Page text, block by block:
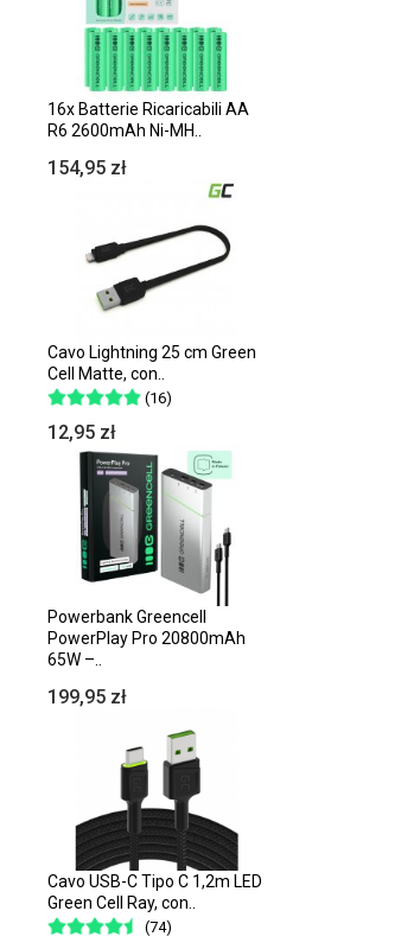
16x Batterie Ricaricabili AA
R6 2600mAh Ni-MH..
154,95 zł
Cavo Lightning 25 cm Green
Cell Matte, con..
(16)
12,95 zł
Powerbank Greencell
PowerPlay Pro 20800mAh
65W –..
199,95 zł
Cavo USB-C Tipo C 1,2m LED
Green Cell Ray, con..
(74)